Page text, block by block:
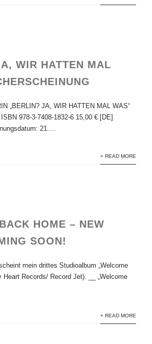
WIR HATTEN MAL
„BERLIN? JA, WIR HATTEN MAL WAS“
978-3-7408-1832-6 15,00 € [DE]
21....
+ READ MORE
HOME – NEW
SOON!
mein drittes Studioalbum „Welcome
Heart Records/ Record Jet). __ „Welcome
+ READ MORE